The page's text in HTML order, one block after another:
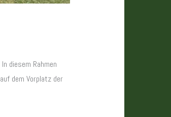
diesem Rahmen
dem Vorplatz der